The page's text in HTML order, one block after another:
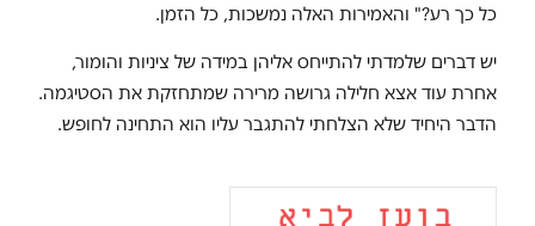
כל כך רע?" והאמירות האלה נמשכות, כל הזמן.
יש דברים שלמדתי להתייחס אליהן במידה של ציניות והומור,
אחרת עוד אצא חלילה גרושה מרירה שמתחזקת את הסטיגמה.
הדבר היחיד שלא הצלחתי להתגבר עליו הוא התחינה לחופש.